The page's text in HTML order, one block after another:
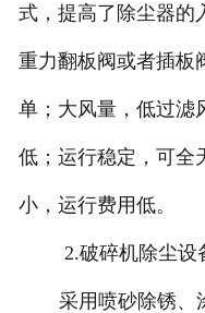
式，提高了除尘器的
重力翻板阀或者插板
单；大风量，低过滤
低；运行稳定，可全
小，运行费用低。
2.破碎机除尘设
采用喷砂除锈、